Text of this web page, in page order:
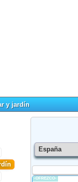
y jardín
-OFREZCO-